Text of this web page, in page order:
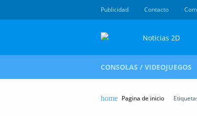
Publicidad Contacto
CONSOLAS / VIDEOJUEGOS
Pagina de inicio